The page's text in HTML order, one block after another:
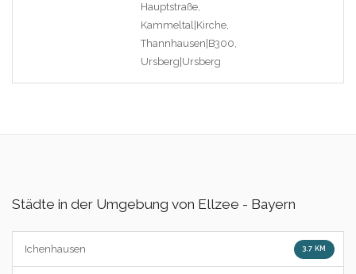
Hauptstraße,
Kammeltal|Kirche,
Thannhausen|B300,
Ursberg|Ursberg
Städte in der Umgebung von Ellzee - Bayern
Ichenhausen 3.7 KM